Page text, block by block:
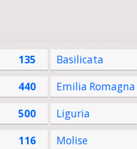
135 Basilicata
440 Emilia Romagna
500 Liguria
116 Molise